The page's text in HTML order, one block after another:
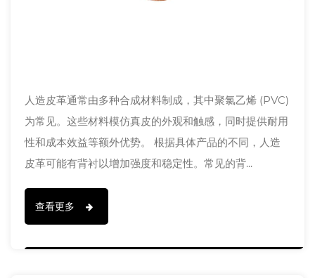
人造皮革通常由多种合成材料制成，其中聚氯乙烯 (PVC)
为常见。这些材料模仿真皮的外观和触感，同时提供耐用
性和成本效益等额外优势。 根据具体产品的不同，人造
皮革可能有背衬以增加强度和稳定性。常见的背...
查看更多